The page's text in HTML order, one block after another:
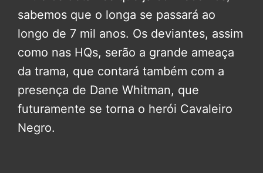
sabemos que o longa se passará ao
longo de 7 mil anos. Os deviantes, assim
como nas HQs, serão a grande ameaça
da trama, que contará também com a
presença de Dane Whitman, que
futuramente se torna o herói Cavaleiro
Negro.